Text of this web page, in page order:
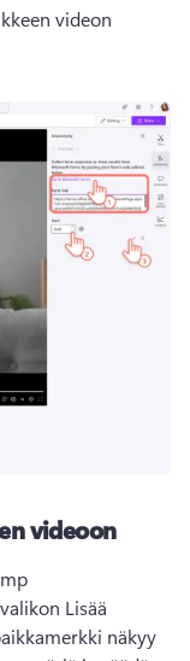
videon
videoon
Lisää
näkyy